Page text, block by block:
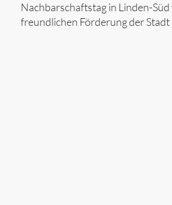
Nachbarschaftstag in Linden-
freundlichen Förderung der